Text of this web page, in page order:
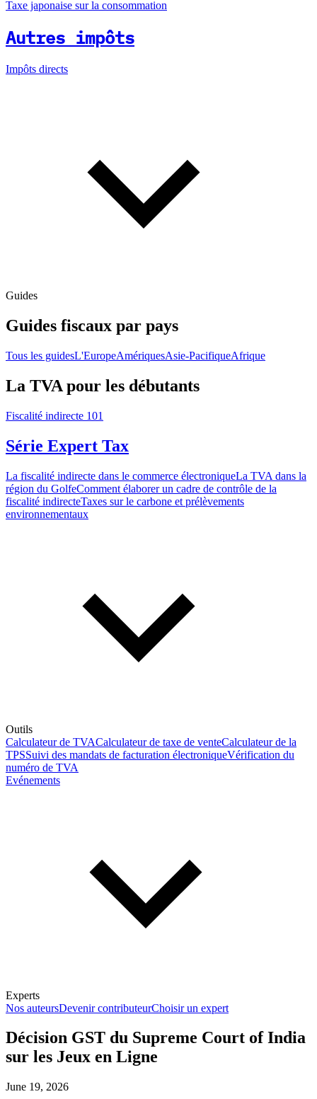
Taxe japonaise sur la consommation
Autres impôts
Impôts directs
Guides
Guides fiscaux par pays
Tous les guidesL'EuropeAmériquesAsie-PacifiqueAfrique
La TVA pour les débutants
Fiscalité indirecte 101
Série Expert Tax
La fiscalité indirecte dans le commerce électroniqueLa TVA dans la
région du GolfeComment élaborer un cadre de contrôle de la
fiscalité indirecteTaxes sur le carbone et prélèvements
environnementaux
Outils
Calculateur de TVACalculateur de taxe de venteCalculateur de la
TPSSuivi des mandats de facturation électroniqueVérification du
numéro de TVA
Evénements
Experts
Nos auteursDevenir contributeurChoisir un expert
Décision GST du Supreme Court of India
sur les Jeux en Ligne
June 19, 2026